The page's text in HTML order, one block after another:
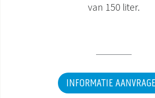
van 150 liter.
INFORMATIE